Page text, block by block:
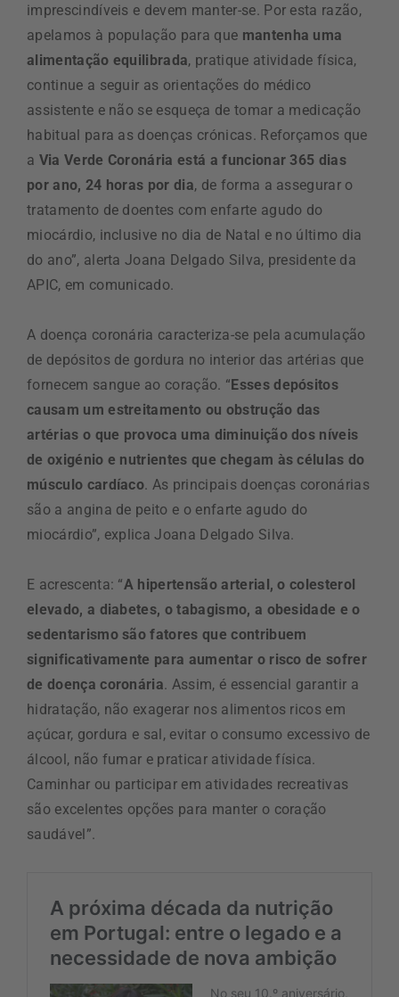
imprescindíveis e devem manter-se. Por esta razão,
apelamos à população para que mantenha uma
alimentação equilibrada, pratique atividade física,
continue a seguir as orientações do médico
assistente e não se esqueça de tomar a medicação
habitual para as doenças crónicas. Reforçamos que
a Via Verde Coronária está a funcionar 365 dias
por ano, 24 horas por dia, de forma a assegurar o
tratamento de doentes com enfarte agudo do
miocárdio, inclusive no dia de Natal e no último dia
do ano”, alerta Joana Delgado Silva, presidente da
APIC, em comunicado.
A doença coronária caracteriza-se pela acumulação
de depósitos de gordura no interior das artérias que
fornecem sangue ao coração. “Esses depósitos
causam um estreitamento ou obstrução das
artérias o que provoca uma diminuição dos níveis
de oxigénio e nutrientes que chegam às células do
músculo cardíaco. As principais doenças coronárias
são a angina de peito e o enfarte agudo do
miocárdio”, explica Joana Delgado Silva.
E acrescenta: “A hipertensão arterial, o colesterol
elevado, a diabetes, o tabagismo, a obesidade e o
sedentarismo são fatores que contribuem
significativamente para aumentar o risco de sofrer
de doença coronária. Assim, é essencial garantir a
hidratação, não exagerar nos alimentos ricos em
açúcar, gordura e sal, evitar o consumo excessivo de
álcool, não fumar e praticar atividade física.
Caminhar ou participar em atividades recreativas
são excelentes opções para manter o coração
saudável”.